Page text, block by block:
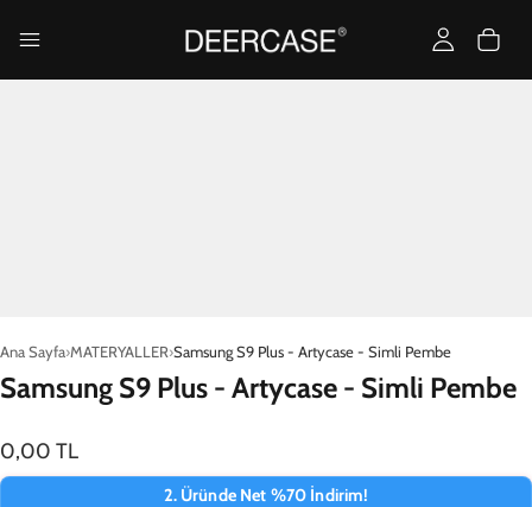
Ana Sayfa MATERYALLER Samsung S9 Plus - Artycase - Simli Pembe
Samsung S9 Plus - Artycase - Simli Pembe
0,00 TL
2. Üründe Net %70 İndirim!